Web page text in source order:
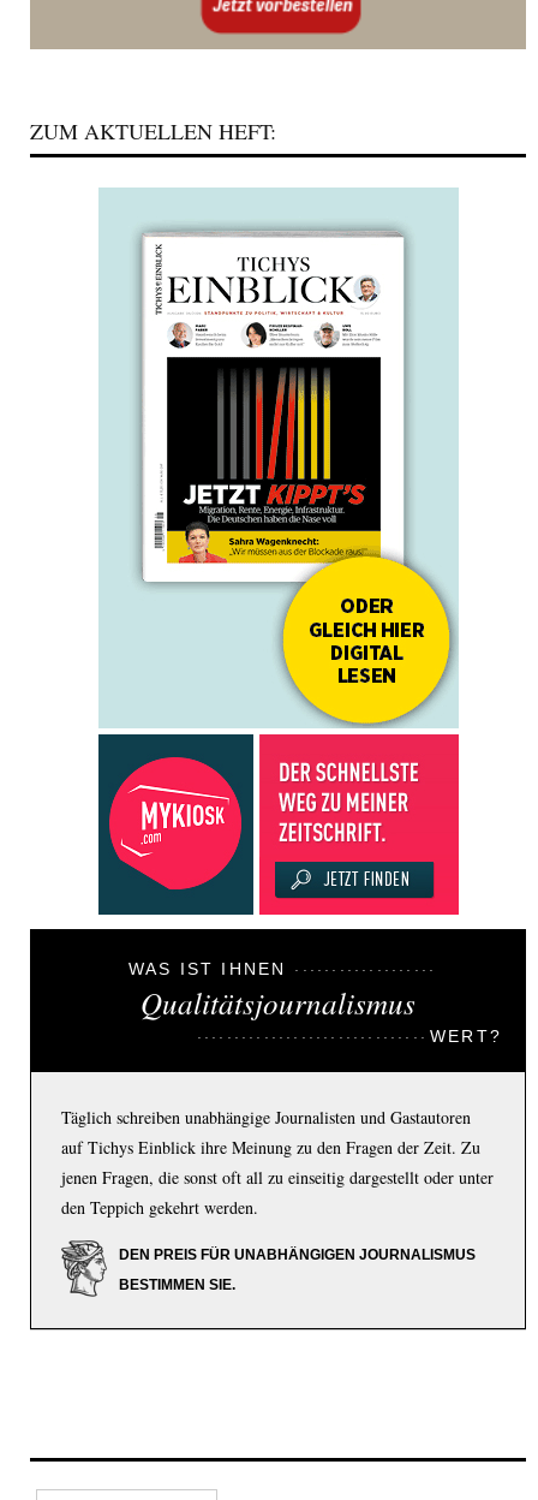
ZUM AKTUELLEN HEFT:
WAS IST IHNEN
Qualitätsjournalismus
WERT?
Täglich schreiben unabhängige Journalisten und Gastautoren
auf Tichys Einblick ihre Meinung zu den Fragen der Zeit. Zu
jenen Fragen, die sonst oft all zu einseitig dargestellt oder unter
den Teppich gekehrt werden.
DEN PREIS FÜR UNABHÄNGIGEN JOURNALISMUS
BESTIMMEN SIE.